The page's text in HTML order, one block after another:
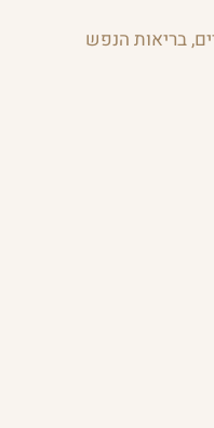
בריאות הנפש